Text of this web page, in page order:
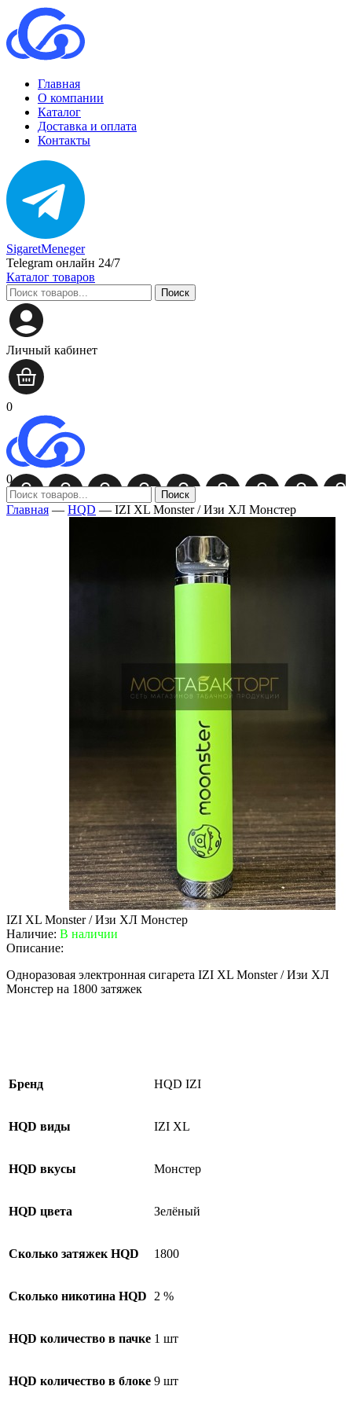
Главная
О компании
Каталог
Доставка и оплата
Контакты
SigaretMeneger
Telegram онлайн 24/7
Каталог товаров
Поиск
Личный кабинет
0
0
Поиск
Главная — HQD — IZI XL Monster / Изи ХЛ Монстер
IZI XL Monster / Изи ХЛ Монстер
Наличие: В наличии
Описание:
Одноразовая электронная сигарета IZI XL Monster / Изи ХЛ
Монстер на 1800 затяжек
Бренд HQD IZI
HQD виды IZI XL
HQD вкусы Монстер
HQD цвета Зелёный
Сколько затяжек HQD 1800
Сколько никотина HQD 2 %
HQD количество в пачке 1 шт
HQD количество в блоке 9 шт